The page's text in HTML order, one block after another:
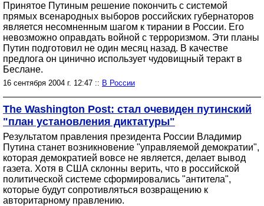
Принятое Путиным решение покончить с системой
прямых всенародных выборов российских губернаторов
является несомненным шагом к тирании в России. Его
невозможно оправдать войной с терроризмом. Эти планы
Путин подготовил не один месяц назад. В качестве
предлога он цинично использует чудовищный теракт в
Беслане.
16 сентября 2004 г. 12:47 :: В России
The Washington Post: стал очевиден путинский
"план установления диктатуры"
Результатом правления президента России Владимир
Путина станет возникновение "управляемой демократии",
которая демократией вовсе не является, делает вывод
газета. Хотя в США склонны верить, что в российской
политической системе сформировались "антитела",
которые будут сопротивляться возвращению к
авторитарному правлению.